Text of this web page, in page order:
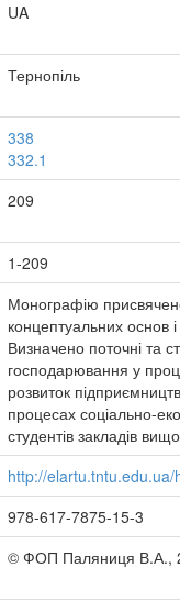
UA
Тернопіль
338
332.1
209
1-209
Монографію
концептуальних основ
Визначено поточні та
господарювання у
розвиток
процесах соціально-
студентів закладів
http://
978-617-7875-15-3
© ФОП Паляниця В.А.,